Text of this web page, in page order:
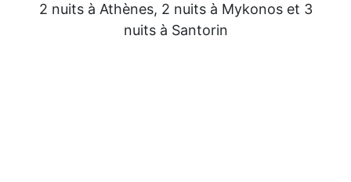
2 nuits à Athènes, 2 nuits à Mykonos et 3
nuits à Santorin